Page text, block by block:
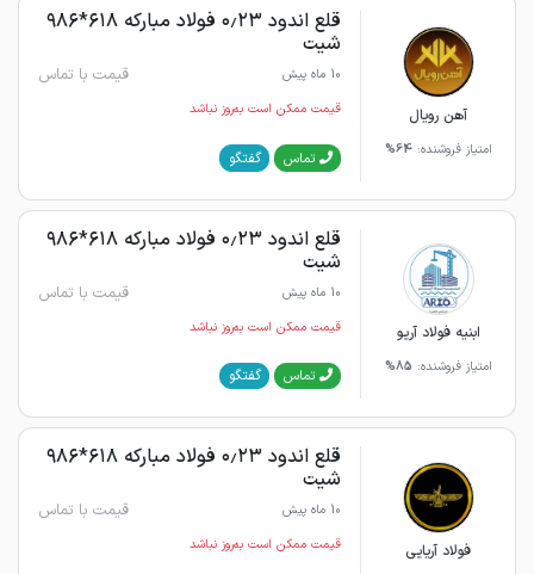
آهن رویال
امتیاز فروشنده:64%
قلع اندود ۰٫۲۳ فولاد مبارکه ۶۱۸*۹۸۶
شیت
10 ماه پیش قیمت با تماس
قیمت ممکن است به‌روز نباشد
تماس گفتگو
ابنیه فولاد آریو
امتیاز فروشنده: 85%
قلع اندود ۰٫۲۳ فولاد مبارکه ۶۱۸*۹۸۶
شیت
10 ماه پیش قیمت با تماس
قیمت ممکن است به‌روز نباشد
تماس گفتگو
فولاد آریایی
قلع اندود ۰٫۲۳ فولاد مبارکه ۶۱۸*۹۸۶
شیت
10 ماه پیش قیمت با تماس
قیمت ممکن است به‌روز نباشد